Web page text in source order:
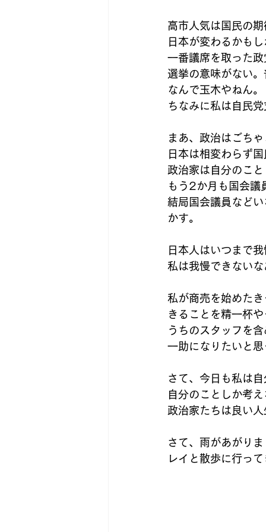
高市人気は国民の期
日本が変わるかも
一番議席を取った
選挙の意味がない
なんで玉木やねん。
ちなみに私は自民
まあ、政治はごち
日本は相変わらず
政治家は自分のこ
もう2か月も国会議
結局国会議員など
かす。
日本人はいつまで
私は我慢できない
私が商売を始めた
きることを精一杯
うちのスタッフを
一助になりたいと
さて、今日も私は
自分のことしか考
政治家たちは良い
さて、雨があがり
レイと散歩に行っ